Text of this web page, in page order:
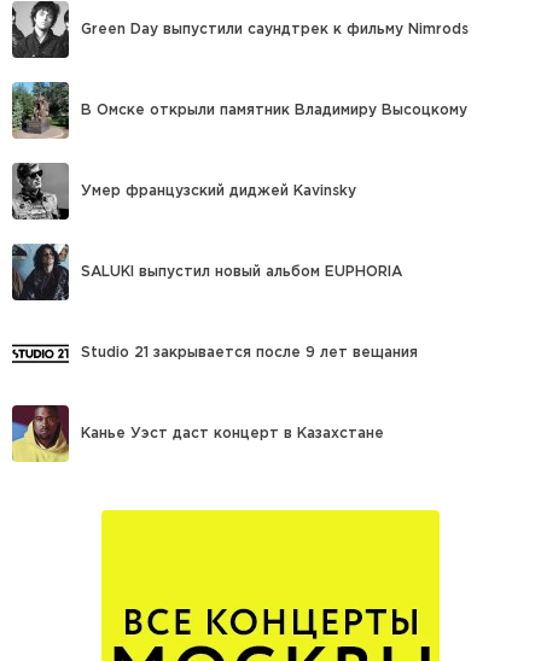
Green Day выпустили саундтрек к фильму Nimrods
В Омске открыли памятник Владимиру Высоцкому
Умер французский диджей Kavinsky
SALUKI выпустил новый альбом EUPHORIA
Studio 21 закрывается после 9 лет вещания
Канье Уэст даст концерт в Казахстане